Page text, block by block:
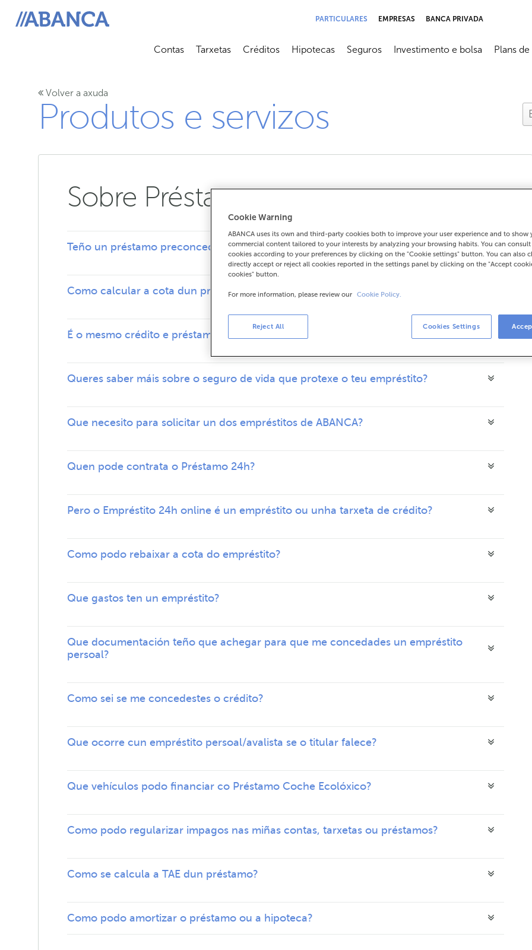
ABANCA
PARTICULARES EMPRESAS BANCA PRIVADA
Contas
Abrir submenú
Tarxetas
Abrir submenú
Créditos
Abrir submenú
Hipotecas
Abrir submenú
Seguros
Abrir submenú
Investimento e bolsa
Abrir
Plans
Volver a axuda
Produtos e servizos
Sobre Préstamos
Teño un préstamo preconcedido, que significa iso?
Como calcular a cota dun préstamo?
É o mesmo crédito e préstamo?
Queres saber máis sobre o seguro de vida que protexe o teu empréstito?
Que necesito para solicitar un dos empréstitos de ABANCA?
Quen pode contrata o Préstamo 24h?
Pero o Empréstito 24h online é un empréstito ou unha tarxeta de crédito?
Como podo rebaixar a cota do empréstito?
Que gastos ten un empréstito?
Que documentación teño que achegar para que me concedades un empréstito
persoal?
Como sei se me concedestes o crédito?
Que ocorre cun empréstito persoal/avalista se o titular falece?
Que vehículos podo financiar co Préstamo Coche Ecolóxico?
Como podo regularizar impagos nas miñas contas, tarxetas ou préstamos?
Como se calcula a TAE dun préstamo?
Como podo amortizar o préstamo ou a hipoteca?
Cookie Warning
ABANCA uses its own and third-party cookies both to improve your user experience and to show
commercial content tailored to your interests by analyzing your browsing habits. You can
cookies according to your preferences by clicking on the "Cookie settings" button. You can also
directly accept or reject all cookies reported in the settings panel by clicking on the "Accept
cookies" button.
For more information, please review our Cookie Policy.
Reject All Cookies Settings